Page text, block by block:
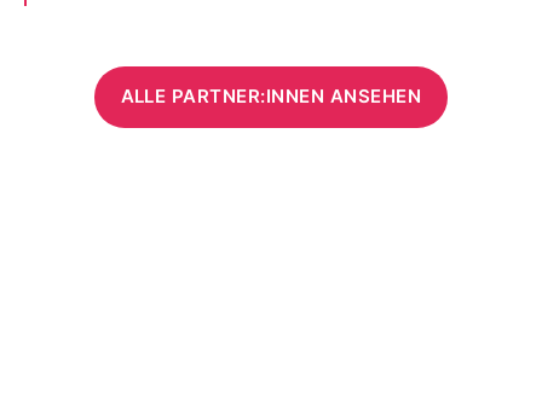
ALLE PARTNER:INNEN ANSEHEN